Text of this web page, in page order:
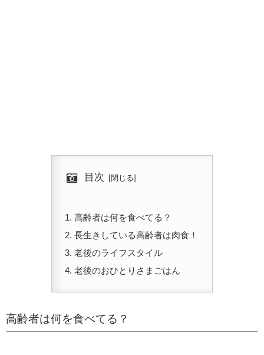
目次
高齢者は何を食べてる？
長生きしている高齢者は肉食！
老後のライフスタイル
老後のおひとりさまごはん
高齢者は何を食べてる？